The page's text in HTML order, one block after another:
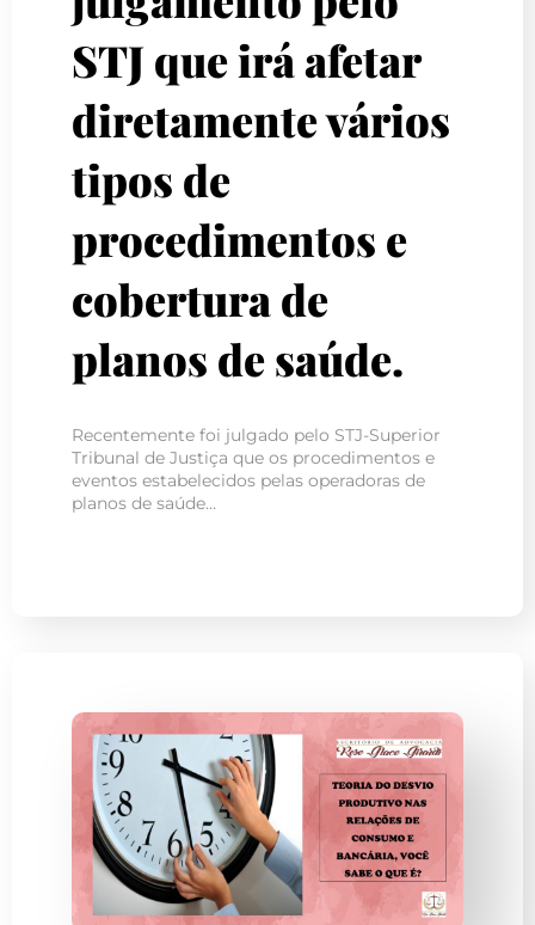
STJ que irá afetar
diretamente vários
tipos de
procedimentos e
cobertura de
planos de saúde.
Recentemente foi julgado pelo STJ-Superior
Tribunal de Justiça que os procedimentos e
eventos estabelecidos pelas operadoras de
planos de saúde…